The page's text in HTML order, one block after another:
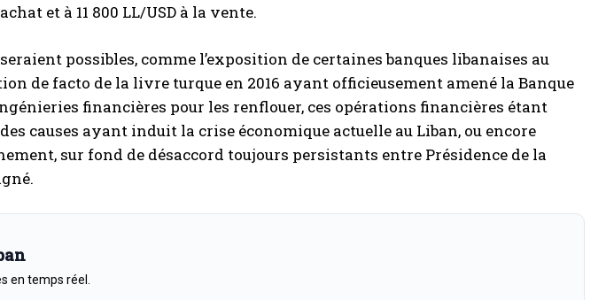
et à 11 800 LL/USD à la vente.
possibles, comme l’exposition de certaines banques libanaises au
de facto de la livre turque en 2016 ayant officieusement amené la Banque
financières pour les renflouer, ces opérations financières étant
causes ayant induit la crise économique actuelle au Liban, ou encore
sur fond de désaccord toujours persistants entre Présidence de la
en temps réel.